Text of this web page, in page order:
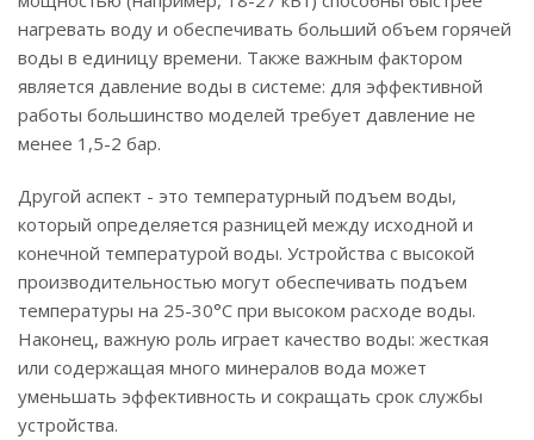
нагревать воду и обеспечивать больший объем горячей
воды в единицу времени. Также важным фактором
является давление воды в системе: для эффективной
работы большинство моделей требует давление не
менее 1,5-2 бар.
Другой аспект - это температурный подъем воды,
который определяется разницей между исходной и
конечной температурой воды. Устройства с высокой
производительностью могут обеспечивать подъем
температуры на 25-30°C при высоком расходе воды.
Наконец, важную роль играет качество воды: жесткая
или содержащая много минералов вода может
уменьшать эффективность и сокращать срок службы
устройства.